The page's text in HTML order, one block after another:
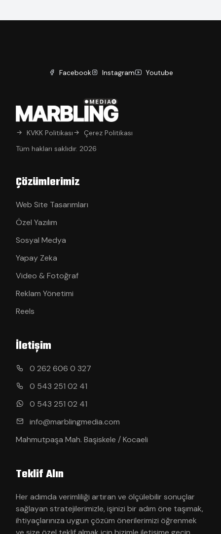
Facebook Instagram Youtube
KVKK Politikası
Çerez Politikası
Tüm hakları saklıdır. 2026
Çözümlerimiz
Web Site Tasarımları
Özel Yazılım
Sosyal Medya
Yapay Zeka
Video & Fotoğraf
Reklam Yönetimi
Reels
İletişim
0 262 606 0 327
0 543 251 02 41
0 543 251 02 41
info@marblingmedia.com
Mahmutpaşa Mah. Başiskele / Kocaeli
Teklif Alın
Her adımda verimliliği artıran ve ölçülebilir sonuçlar
sağlayan stratejilerimizle, işinizi bir adım öne taşımak,
ihtiyaçlarınıza uygun çözüm önerilerimizi öğrenmek